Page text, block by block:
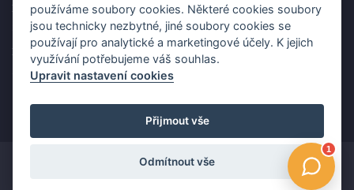
Kup špekáčky od Váhaly a vyhraj s naCOOPkou sekerku Fiskars
29.07
Prokop pro Vás vybírá na víkendovku ty nejlepší ceny z letáku!
29.07
Copyright ©2026 Jednota, spotřební družstvo v Hodoníně
používáme soubory cookies. Některé cookies soubory
jsou technicky nezbytné, jiné soubory cookies se
používají pro analytické a marketingové účely. K jejich
využívání potřebujeme váš souhlas.
Upravit nastavení cookies
Přijmout vše
Odmítnout vše